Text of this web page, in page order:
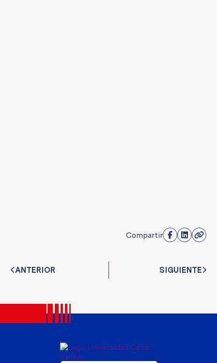
Compartir
ANTERIOR SIGUIENTE